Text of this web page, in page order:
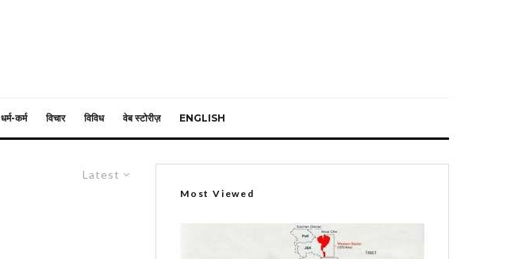
धर्म-कर्म विचार विविध वेब स्टोरीज़ ENGLISH
Latest
Most Viewed